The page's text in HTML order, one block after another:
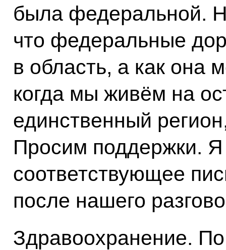
была федеральной.
что федеральные
в область, а как она
когда мы живём на
единственный
Просим поддержки. Я
соответствующее
после нашего
Здравоохранение.